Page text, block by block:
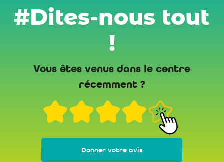
#Dites-nous tout
!
Vous êtes venus dans le centre
récemment ?
Donner votre avis